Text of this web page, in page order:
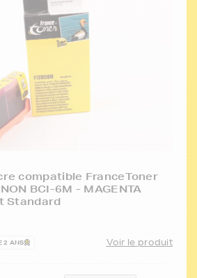
compatible FranceToner
BCI-6M - MAGENTA
Standard
2 ANS Voir le produit